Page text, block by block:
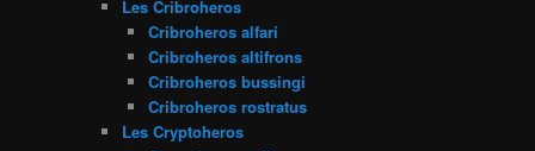
Les Cribroheros
Cribroheros alfari
Cribroheros altifrons
Cribroheros bussingi
Cribroheros rostratus
Les Cryptoheros